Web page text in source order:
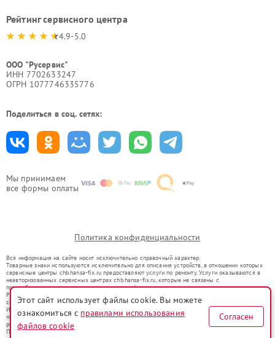
Мы принимаем
все формы оплаты
Рейтинг сервисного центра
4.9-5.0
ООО "Русервис"
ИНН 7702633247
ОГРН 1077746335776
Поделиться в соц. сетях:
Политика конфиденциальности
Вся информация на сайте носит исключительно справочный характер.
Товарные знаки используются исключительно для описания устройств, в отношении которых
сервисные центры chb.hansa-fix.ru предоставляют услуги по ремонту. Услуги оказываются в
неавторизованных сервисных центрах chb.hansa-fix.ru, которые не связаны с
правообладателями товарных знаков или их официальными представителями.
Ремонт осуществляется для устройств, уже введенных в гражданский оборот в соответствии
со статьей 1487 ГК РФ.
Использование товарных знаков не преследует цели индивидуализации услуг или введения
потребителей в заблуждение, а служит для информирования о предоставляемых услугах по
ремонту техники указанных брендов.
Представленная на сайте информация не является публичной офертой, определяемой
Этот сайт использует файлы cookie. Вы можете
ознакомиться с правилами использования
файлов cookie
Согласен